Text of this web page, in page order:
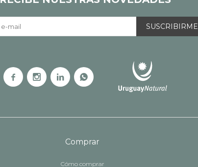
Comprar
Cómo comprar
SUSCRIBIRME
   